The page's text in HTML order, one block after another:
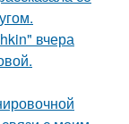
вчера